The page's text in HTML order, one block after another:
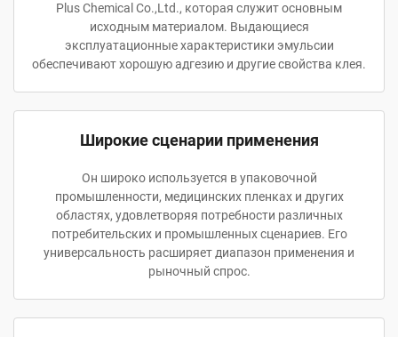
Plus Chemical Co.,Ltd., которая служит основным
исходным материалом. Выдающиеся
эксплуатационные характеристики эмульсии
обеспечивают хорошую адгезию и другие свойства клея.
Широкие сценарии применения
Он широко используется в упаковочной
промышленности, медицинских пленках и других
областях, удовлетворяя потребности различных
потребительских и промышленных сценариев. Его
универсальность расширяет диапазон применения и
рыночный спрос.